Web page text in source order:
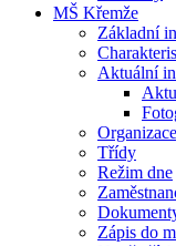
MŠ Křemže
Základní
Aktuální
Třídy
Režim dne
Zápis do